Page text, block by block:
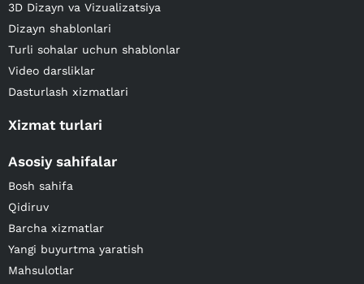
3D Dizayn va Vizualizatsiya
Dizayn shablonlari
Turli sohalar uchun shablonlar
Video darsliklar
Dasturlash xizmatlari
Xizmat turlari
Asosiy sahifalar
Bosh sahifa
Qidiruv
Barcha xizmatlar
Yangi buyurtma yaratish
Mahsulotlar